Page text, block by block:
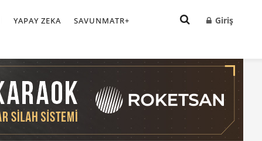
YAPAY ZEKA SAVUNMATR+ Giriş